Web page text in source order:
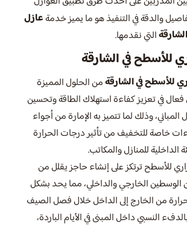
والدقة في التنفيذ هو ما يميز خدمةعازل
التي نقدمها.
للأسطح في الشارقة
للأسطح في الشارقةمن الحلول المميزة
في تعزيز كفاءة استهلاك الطاقة وتحسين
وذلك لما تتميز به الإمارة من أجواء
خاصة للتخفيف من تأثير درجات الحرارة
الداخلية للمنازل والمكاتب.
للأسطح ترتكز على إنشاء حاجز يقلل من
الوسطين الخارجي والداخلي، مما يحد بشكل
من الخارج إلى الداخل خلال فصل الصيف
النسبي داخل المبنى في الأيام الباردة،